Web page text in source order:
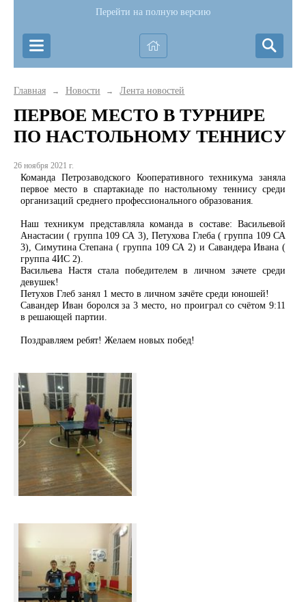
Перейти на полную версию
Главная → Новости → Лента новостей
ПЕРВОЕ МЕСТО В ТУРНИРЕ
ПО НАСТОЛЬНОМУ ТЕННИСУ
26 ноября 2021 г.
Команда Петрозаводского Кооперативного техникума заняла
первое место в спартакиаде по настольному теннису среди
организаций среднего профессионального образования.
Наш техникум представляла команда в составе: Васильевой
Анастасии ( группа 109 СА 3), Петухова Глеба ( группа 109 СА
3), Симутина Степана ( группа 109 СА 2) и Савандера Ивана (
группа 4ИС 2).
Васильева Настя стала победителем в личном зачете среди
девушек!
Петухов Глеб занял 1 место в личном зачёте среди юношей!
Савандер Иван боролся за 3 место, но проиграл со счётом 9:11
в решающей партии.
Поздравляем ребят! Желаем новых побед!